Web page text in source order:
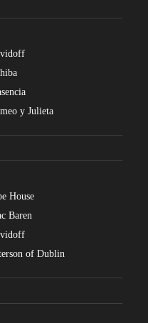
y Julieta
House
Baren
of Dublin